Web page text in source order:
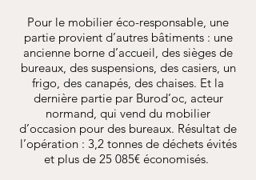
Pour le mobilier éco-responsable, une
partie provient d’autres bâtiments : une
ancienne borne d’accueil, des sièges de
bureaux, des suspensions, des casiers, un
frigo, des canapés, des chaises. Et la
dernière partie par Burod’oc, acteur
normand, qui vend du mobilier
d’occasion pour des bureaux. Résultat de
l’opération : 3,2 tonnes de déchets évités
et plus de 25 085€ économisés.